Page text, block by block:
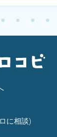
に相談)